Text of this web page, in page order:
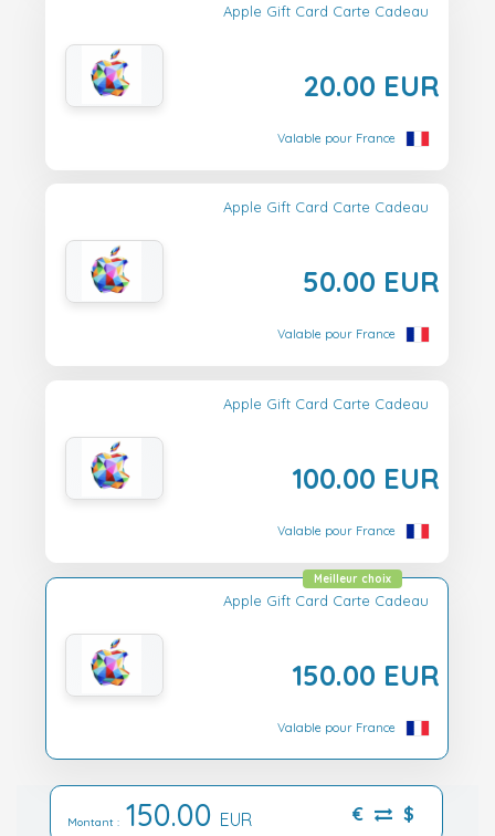
Apple Gift Card Carte Cadeau
20.00 EUR
Valable pour France
Apple Gift Card Carte Cadeau
50.00 EUR
Valable pour France
Apple Gift Card Carte Cadeau
100.00 EUR
Valable pour France
Apple Gift Card Carte Cadeau
150.00 EUR
Meilleur choix
Valable pour France
Montant : 150.00 EUR € $